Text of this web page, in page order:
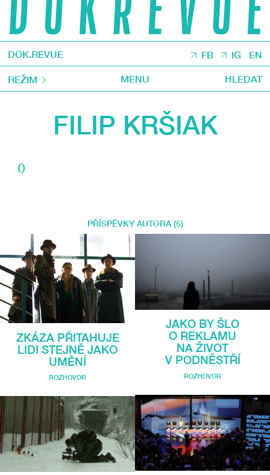
DOK.REVUE FB IG EN
REŽIM MENU HLEDAT
FILIP KRŠIAK
0
PŘÍSPĚVKY AUTORA (5)
ZKÁZA PŘITAHUJE
LIDI STEJNĚ JAKO
UMĚNÍ
ROZHOVOR
JAKO BY ŠLO
O REKLAMU
NA ŽIVOT
V PODNĚSTŘÍ
ROZHOVOR